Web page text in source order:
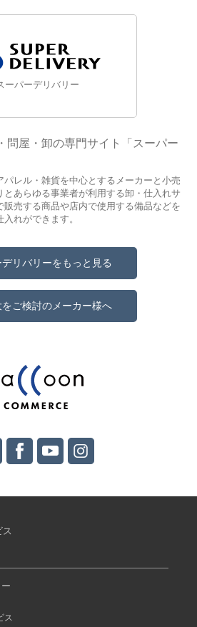
ーパーデリバリー
問屋・卸の専門サイト「スーパー
パレル・雑貨を中心とするメーカーと小売
あらゆる事業者が利用する卸・仕入れサ
販売する商品や店内で使用する備品などを
れができます。
デリバリーをもっと見る
をご検討のメーカー様へ
ス